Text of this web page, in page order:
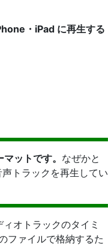
・iPad に再生する
ットです。 なぜかと
トラックを再生してい
オトラックのタイミ
ファイルで格納するた